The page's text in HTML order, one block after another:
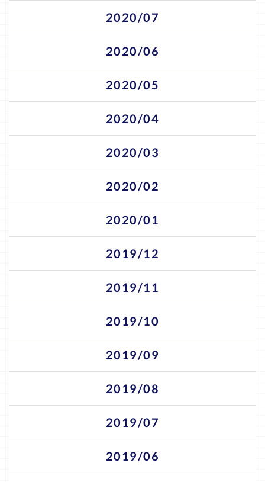
2020/07
2020/06
2020/05
2020/04
2020/03
2020/02
2020/01
2019/12
2019/11
2019/10
2019/09
2019/08
2019/07
2019/06